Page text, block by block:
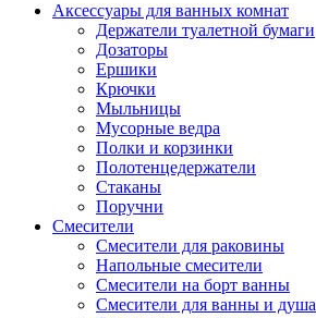
Аксессуары для ванных комнат
Держатели туалетной бумаги
Дозаторы
Ершики
Крючки
Мыльницы
Мусорные ведра
Полки и корзинки
Полотенцедержатели
Стаканы
Поручни
Смесители
Смесители для раковины
Напольные смесители
Смесители на борт ванны
Смесители для ванны и душа